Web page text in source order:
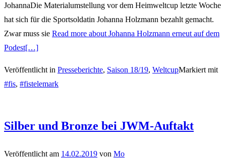
JohannaDie Materialumstellung vor dem Heimweltcup letzte Woche
hat sich für die Sportsoldatin Johanna Holzmann bezahlt gemacht.
Zwar muss sie Read more about Johanna Holzmann erneut auf dem
Podest[…]
Veröffentlicht in Presseberichte, Saison 18/19, WeltcupMarkiert mit
#fis, #fistelemark
Silber und Bronze bei JWM-Auftakt
Veröffentlicht am 14.02.2019 von Mo